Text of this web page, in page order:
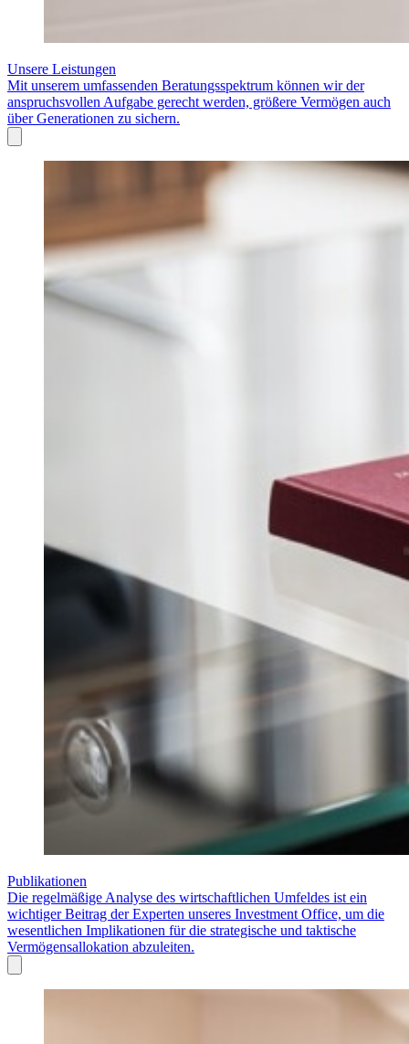
Unsere Leistungen
Mit unserem umfassenden Beratungsspektrum können wir der
anspruchsvollen Aufgabe gerecht werden, größere Vermögen auch
über Generationen zu sichern.
Publikationen
Die regelmäßige Analyse des wirtschaftlichen Umfeldes ist ein
wichtiger Beitrag der Experten unseres Investment Office, um die
wesentlichen Implikationen für die strategische und taktische
Vermögensallokation abzuleiten.